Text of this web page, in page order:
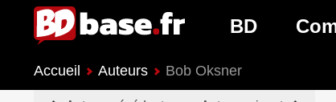
BD
Nouveautés BD
Accueil Auteurs Bob Oksner